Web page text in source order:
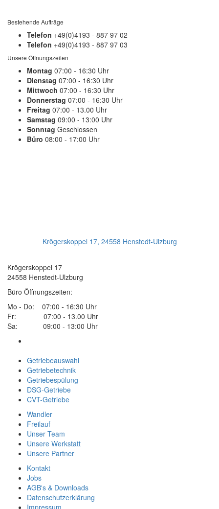
Bestehende Aufträge
Telefon +49(0)4193 - 887 97 02
Telefon +49(0)4193 - 887 97 03
Unsere Öffnungszeiten
Montag 07:00 - 16:30 Uhr
Dienstag 07:00 - 16:30 Uhr
Mittwoch 07:00 - 16:30 Uhr
Donnerstag 07:00 - 16:30 Uhr
Freitag 07:00 - 13.00 Uhr
Samstag 09:00 - 13:00 Uhr
Sonntag Geschlossen
Büro 08:00 - 17:00 Uhr
Krögerskoppel 17, 24558 Henstedt-Ulzburg
Krögerskoppel 17
24558 Henstedt-Ulzburg
Büro Öffnungszeiten:
Mo - Do: 07:00 - 16:30 Uhr
Fr: 07:00 - 13.00 Uhr
Sa: 09:00 - 13:00 Uhr
Getriebeauswahl
Getriebetechnik
Getriebespülung
DSG-Getriebe
CVT-Getriebe
Wandler
Freilauf
Unser Team
Unsere Werkstatt
Unsere Partner
Kontakt
Jobs
AGB's & Downloads
Datenschutzerklärung